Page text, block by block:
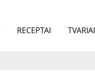
RECEPTAI TVARIAI